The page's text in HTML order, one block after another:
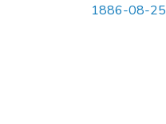
1886-08-25